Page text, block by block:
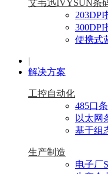
艾韦迅IVYSUN条
203DPI
300DPI
便携式
|
解决方案
工控自动化
485口
以太网
基于组
生产制造
电子厂